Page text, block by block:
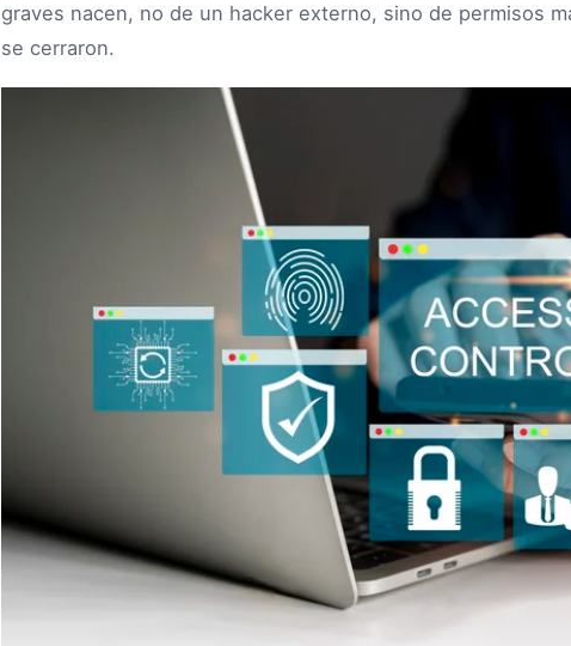
graves nacen, no de un hacker externo, sino de permisos
se cerraron.